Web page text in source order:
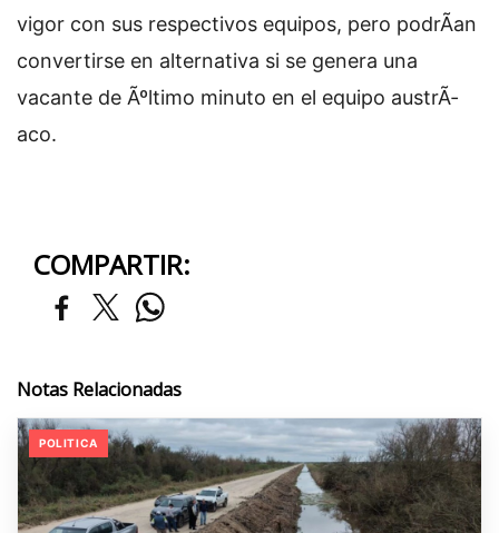
vigor con sus respectivos equipos, pero podrÃ­an
convertirse en alternativa si se genera una
vacante de Ãºltimo minuto en el equipo austrÃ­
aco.
COMPARTIR:
Notas Relacionadas
POLITICA